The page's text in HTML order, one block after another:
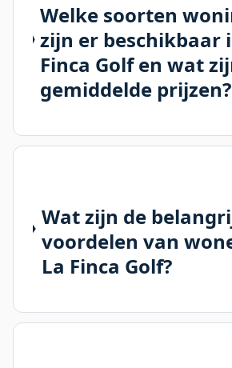
Welke soorten
zijn er beschikbaar
Finca Golf en wat
gemiddelde prijzen?
Wat zijn de
voordelen van
La Finca Golf?